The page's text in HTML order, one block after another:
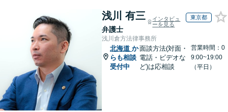
浅川 有三
弁護士
インタビュ
ーを見る
東京都
浅川倉方法律事務所
北海道 か
らも相談
受付中
面談方法(対面・
電話・ビデオな
ど)は応相談
営業時間：0
9:00~19:00
（平日）